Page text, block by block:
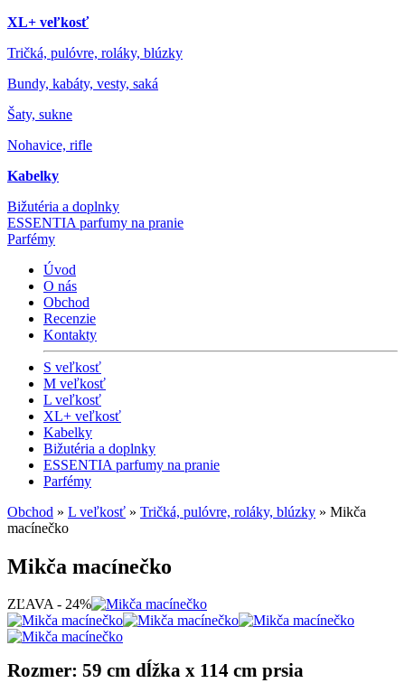
XL+ veľkosť
Tričká, pulóvre, roláky, blúzky
Bundy, kabáty, vesty, saká
Šaty, sukne
Nohavice, rifle
Kabelky
Bižutéria a doplnky
ESSENTIA parfumy na pranie
Parfémy
Úvod
O nás
Obchod
Recenzie
Kontakty
S veľkosť
M veľkosť
L veľkosť
XL+ veľkosť
Kabelky
Bižutéria a doplnky
ESSENTIA parfumy na pranie
Parfémy
Obchod » L veľkosť » Tričká, pulóvre, roláky, blúzky » Mikča
macínečko
Mikča macínečko
ZĽAVA - 24%
Rozmer: 59 cm dĺžka x 114 cm prsia